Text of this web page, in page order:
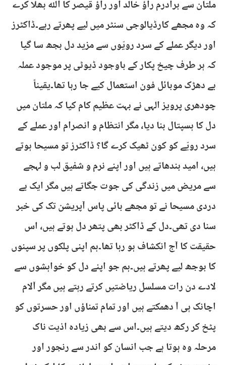
ملتان سے برادرم راؤ خالد اور راؤ قیصر کا اللہ بھلا کرے
کہ وہ مجھے کارڈیالوجی سنٹر میں لیے پھرتے رہے۔ڈاکٹرز
اور دیگر عملے کے سرد رویّوں سے مزید دل بجھ سا گیا
کہ ہر طرف چیخ پکار کے باوجود ڈیوٹی پر موجود عملہ
بے دھڑک موبائل فون استعمال کیے جا رہا تھا۔یقیناً
چودھری پرویز الہی نے بہت عظیم کام کیا کہ ملتان میں
دل کا ہسپتال بنا دیا، مگر انتظام و انصرام اور عملے کے
سرد رویّے کو کون ٹھیک کرے گا؟ ڈاکٹرز تو مسیحا ہوتے
ہیں، امید بندھاتے ہیں اور اپنے نرم و شفیق لب و لہجے
سے مریض میں زندگی کی جوت جگاتے ہیں مگر ایک بے
دردی مسیحا نے تو مجھے بائی پاس آپریشن تک کی خبر
سنا دی تھی۔دل کے ڈاکٹر بھی پتھر دل ہوتے ہیں، اس
حقیقت کا آج انکشاف ہو رہا تھا۔ہم اپنی پلکوں پر سپنوں
کا بوجھ لیے پھرتے ہیں۔ہم جو اپنے دل کو خواہشوں سے
لادے دن رات مسلسل ریاضتیں کرتے رہتے ہیں مگر آلام
اچانک ہی آ دھمکتے ہیں اور تمام تمناؤں اور حسرتوں کو
پٹخ کر رکھ دیتے ہیں۔اس سے بھی زیادہ اذیت ناک
مرحلہ وہ ہوتا ہے جب انسان کو اندر سے رنجور اور